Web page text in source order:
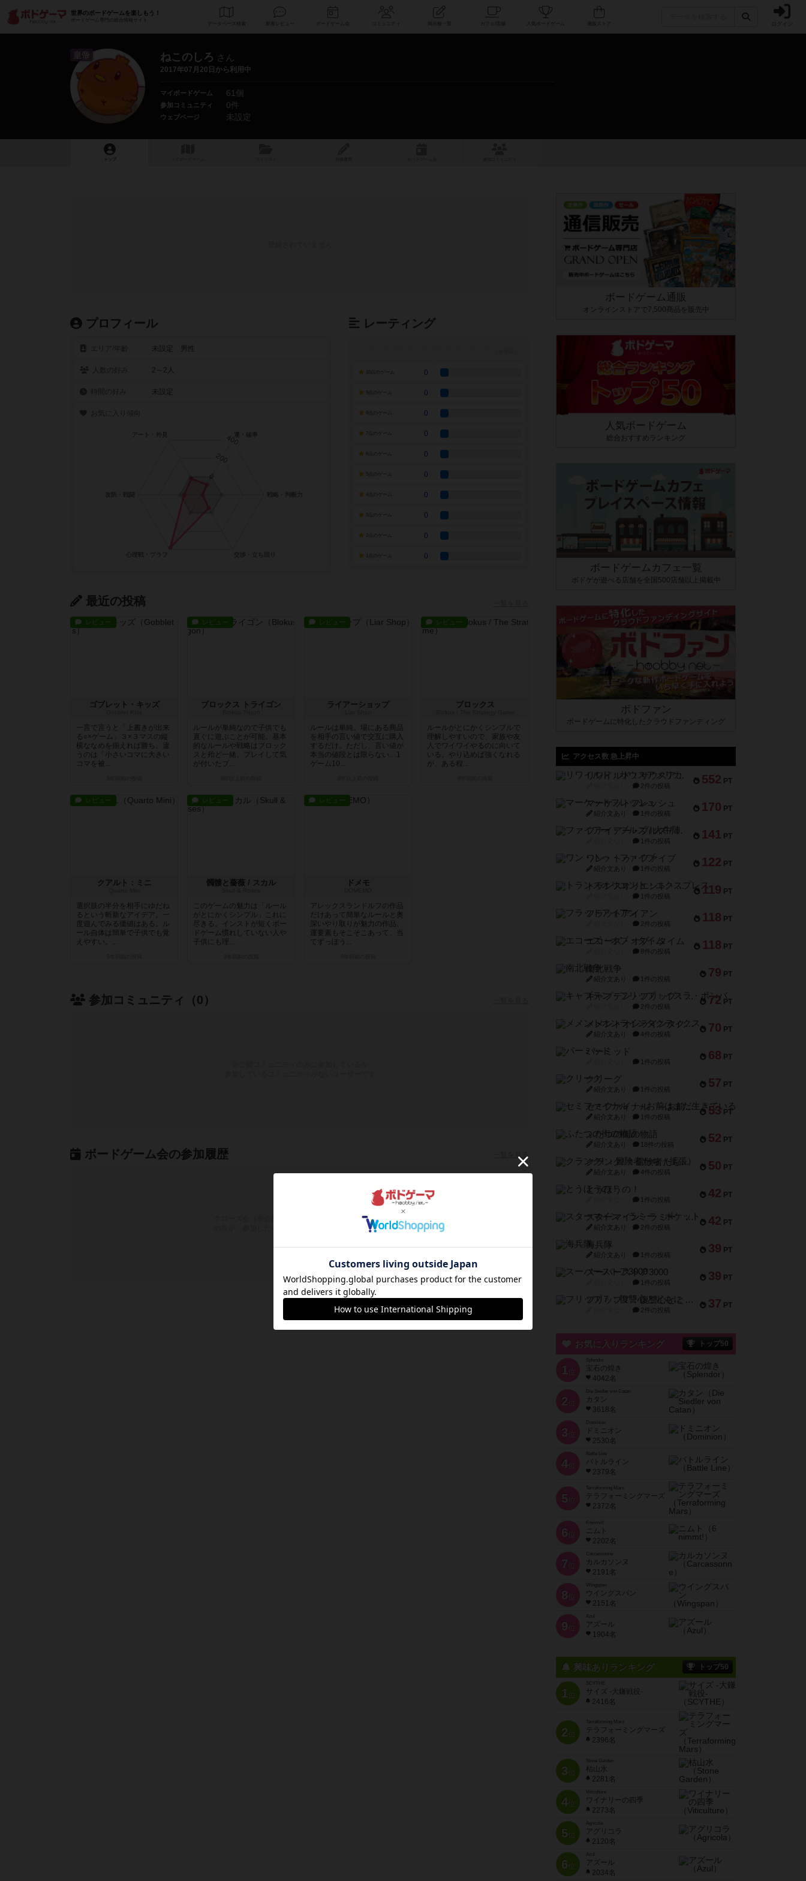
世界のボードゲームを楽しもう！
ボードゲーム専門の総合情報サイト
データベース コミュニティ 人気ボードゲーム ログイン
皇帝 ねこのしろ さん
2017年07月20日から利用中
マイボードゲーム 61個
参加コミュニティ 0件
ウェブページ 未設定
トップ
プロフィール
未設定 男性
2～2人
未設定
レーティング
10点のゲーム 0
9点のゲーム 0
8点のゲーム 0
7点のゲーム 0
6点のゲーム 0
5点のゲーム 0
4点のゲーム 0
3点のゲーム 0
2点のゲーム 0
1点のゲーム 0
最近の投稿
レビュー
ゴブレット・キッズ
一言で言うと「上書きが出来
る○×ゲーム」３×３マスの縦
横ななめを揃えれば勝ち。違
うのは「小さいコマに大きい
コマを被...
レビュー
ブロックス トライゴン
ルールが単純なので子供でも
直ぐに遊ぶことが可能。基本
的なルールや戦略はブロック
スと殆ど一緒。プレイして気
が付いたブ...
レビュー
ライアーショップ
ルールは単純。場にある商品
を相手の言い値で交互に購入
するだけ。ただし、言い値が
本当の値段とは限らない…1
ゲーム10...
レビュー
ブロックス
ルールがとにかくシンプルで
理解しやすいので、家族や友
人でワイワイやるのに向いて
いる。やり込めば強くなれる
が、ある程...
レビュー
クアルト：ミニ
選択肢の半分を相手にゆだね
るという斬新なアイデア。一
度遊んでみる価値はある。ル
ール自体は簡単で子供でも覚
えやすい。...
レビュー
髑髏と薔薇 / スカル
このゲームの魅力は「ルール
がとにかくシンプル」これに
尽きる。インストが短くボー
ドゲーム慣れしていない人や
子供にも理...
レビュー
ドメモ
アレックスランドルフの作品
だけあって簡単なルールと奥
深いやり取りが魅力の作品。
運要素もそこそこあって、当
てずっぽう...
参加コミュニティ（0）
ボードゲーム会の参加履歴 一覧を見る
クローズ会（非公開コミュニティのボードゲーム会）
のみか、参加したボードゲーム会がないユーザーです
ボードゲーム通販
オンラインストアで7,500商品を販売中
人気ボードゲーム
総合おすすめランキング
ボードゲームカフェ一覧
ボドゲが遊べる店舗を全国500店舗以上掲載中
ボドファン
ボードゲームに特化したクラウドファンディング
アクセス数 急上昇中
552 PT
リワイルド：サウスアメリカ
2件の投稿
170 PT
マーケットフレッシュ
紹介文あり 1件の投稿
141 PT
ファイアー・ブルズ / 火牛陣
1件の投稿
122 PT
ワン・トゥ・ファイブ
紹介文あり 1件の投稿
119 PT
トランスオリエント・エクスプレス
1件の投稿
118 PT
フラットアイアン
2件の投稿
118 PT
エコーズ・オブ・タイム
8件の投稿
79 PT
南北戦争
紹介文あり 1件の投稿
72 PT
キャプテン・フリップ：イスラ・ボンバ
2件の投稿
70 PT
メメントオンラインタクティクス
紹介文あり 4件の投稿
68 PT
パーミッド
1件の投稿
57 PT
クリーグ
紹介文あり 1件の投稿
53 PT
セミファイナル ～お前はまだ生きている～
紹介文あり 1件の投稿
52 PT
ふたつの街の物語
紹介文あり 18件の投稿
50 PT
クランク! ：冒険者たち（拡張）
紹介文あり 4件の投稿
42 PT
とうほうの！
1件の投稿
42 PT
スターマイン・ラミー ポケット
紹介文あり 2件の投稿
39 PT
海兵隊
紹介文あり 1件の投稿
39 PT
スーパーストア3000
1件の投稿
37 PT
フリップ７：復讐心とともに
2件の投稿
お気に入りランキング トップ50
1 位
宝石の煌き
4042名
2 位
Die Siedler von Catan
カタン
3618名
3 位
ドミニオン
2530名
4位
Battle Line
バトルライン
2379名
5 位
Terraforming Mars
テラフォーミングマーズ
2372名
6 位
ニムト
2202名
7 位
Carcassonne
カルカソンヌ
2191名
8 位
Wingspan
ウイングスパン
2151名
9 位
Azul
アズール
1904名
興味ありランキング トップ50
1位
SCYTHE
サイズ -大鎌戦役-
2416名
2位
Terraforming Mars
テラフォーミングマーズ
2396名
3位
Stone Garden
枯山水
2281名
4位
Viticulture
ワイナリーの四季
2273名
5位
Agricola
アグリコラ
2120名
6位
Azul
アズール
2034名